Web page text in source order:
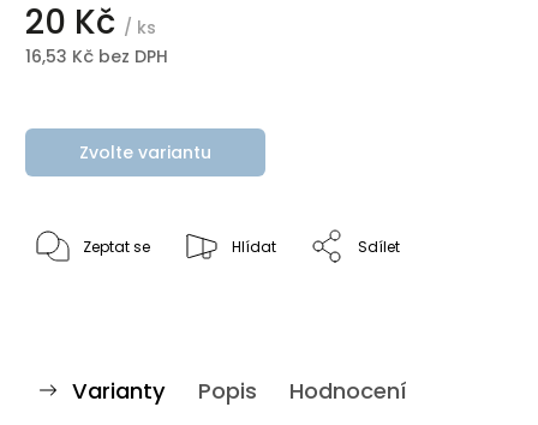
20 Kč / ks
16,53 Kč bez DPH
Zvolte variantu
Zeptat se Hlídat Sdílet
Varianty Popis Hodnocení